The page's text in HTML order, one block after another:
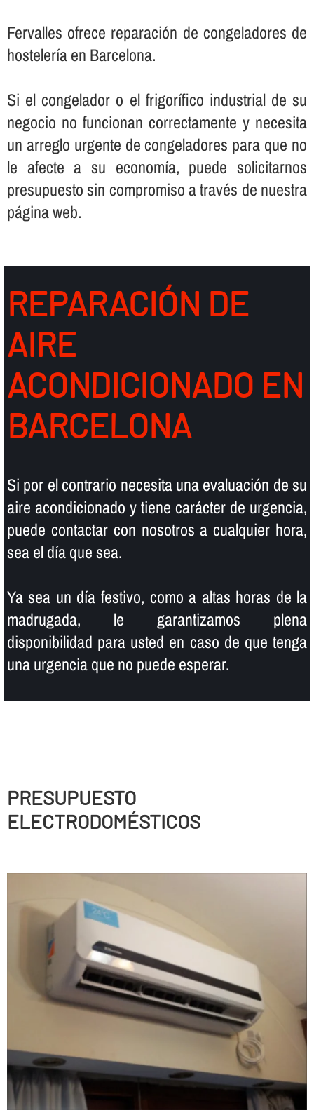
Fervalles ofrece reparación de congeladores de
hostelerí­a en Barcelona.
Si el congelador o el frigorí­fico industrial de su
negocio no funcionan correctamente y necesita
un arreglo urgente de congeladores para que no
le afecte a su economí­a, puede solicitarnos
presupuesto sin compromiso a través de nuestra
página web.
REPARACIÓN DE
AIRE
ACONDICIONADO EN
BARCELONA
Si por el contrario necesita una evaluación de su
aire acondicionado y tiene carácter de urgencia,
puede contactar con nosotros a cualquier hora,
sea el dí­a que sea.
Ya sea un dí­a festivo, como a altas horas de la
madrugada, le garantizamos plena
disponibilidad para usted en caso de que tenga
una urgencia que no puede esperar.
PRESUPUESTO
ELECTRODOMÉSTICOS